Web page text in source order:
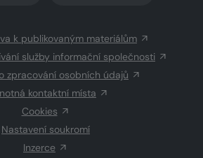
k publikovaným materiálům
služby informační společnosti
zpracování osobních údajů
kontaktní místa
Cookies
Nastavení soukromí
Inzerce